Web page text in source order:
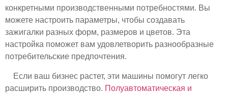
конкретными производственными потребностями. Вы
можете настроить параметры, чтобы создавать
зажигалки разных форм, размеров и цветов. Эта
настройка поможет вам удовлетворить разнообразные
потребительские предпочтения.
Если ваш бизнес растет, эти машины помогут легко
расширить производство. Полуавтоматическая и